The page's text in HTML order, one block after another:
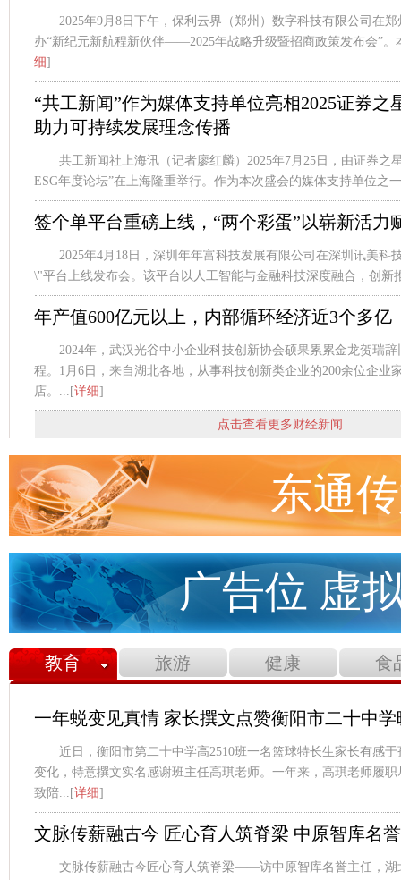
2025年9月8日下午，保利云界（郑州）数字科技有限公司在
办“新纪元新航程新伙伴——2025年战略升级暨招商政策发布会”。
细]
“共工新闻”作为媒体支持单位亮相2025证券之
助力可持续发展理念传播
共工新闻社上海讯（记者廖红麟）2025年7月25日，由证券之
ESG年度论坛”在上海隆重举行。作为本次盛会的媒体支持单位之
签个单平台重磅上线，“两个彩蛋”以崭新活力
2025年4月18日，深圳年年富科技发展有限公司在深圳讯美科
\"平台上线发布会。该平台以人工智能与金融科技深度融合，创新
年产值600亿元以上，内部循环经济近3个多亿
2024年，武汉光谷中小企业科技创新协会硕果累累金龙贺瑞
程。1月6日，来自湖北各地，从事科技创新类企业的200余位企业
店。...[详细]
点击查看更多财经新闻
东通
广告位 虚
教育 旅游 健康 食
一年蜕变见真情 家长撰文点赞衡阳市二十中
近日，衡阳市第二十中学高2510班一名篮球特长生家长有感
变化，特意撰文实名感谢班主任高琪老师。一年来，高琪老师履
致陪...[详细]
文脉传薪融古今 匠心育人筑脊梁 中原智库名
文脉传薪融古今匠心育人筑脊梁——访中原智库名誉主任，湖